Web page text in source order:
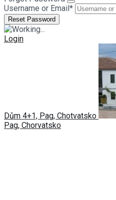
Username or Email *
Login
Dům 4+1, Pag, Chotvatsko
Pag, Chorvatsko